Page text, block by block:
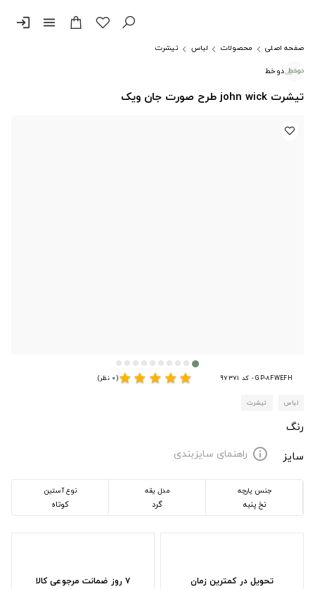
menu
login
صفحه اصلی محصولات لباس
تیشرت
دوخط
تیشرت john wick طرح صورت جان ویک
GP-8FWEFH - کد 97371 star
star
star
star
star(0 نظر)
لباس تیشرت
رنگ
سایز
info راهنمای سایزبندی
جنس پارچه
نخ پنبه
مدل یقه
گرد
نوع آستین
کوتاه
تحویل در کمترین زمان ۷ روز ضمانت مرجوعی کالا